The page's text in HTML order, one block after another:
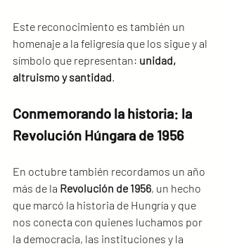
Este reconocimiento es también un
homenaje a la feligresía que los sigue y al
símbolo que representan: unidad,
altruismo y santidad.
Conmemorando la historia: la
Revolución Húngara de 1956
En octubre también recordamos un año
más de la Revolución de 1956, un hecho
que marcó la historia de Hungría y que
nos conecta con quienes luchamos por
la democracia, las instituciones y la